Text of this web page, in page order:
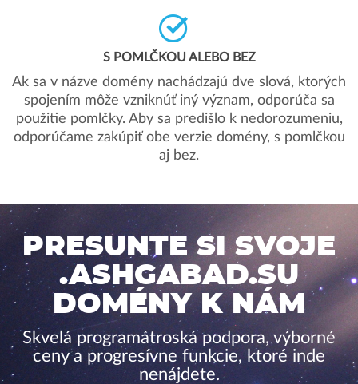
S POMLČKOU ALEBO BEZ
Ak sa v názve domény nachádzajú dve slová, ktorých
spojením môže vzniknúť iný význam, odporúča sa
použitie pomlčky. Aby sa predišlo k nedorozumeniu,
odporúčame zakúpiť obe verzie domény, s pomlčkou
aj bez.
PRESUNTE SI SVOJE
.ASHGABAD.SU
DOMÉNY K NÁM
Skvelá programátroská podpora, výborné
ceny a progresívne funkcie, ktoré inde
nenájdete.